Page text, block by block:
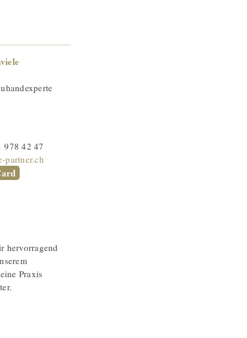
978 42 47
partner.ch
hervorragend
Praxis